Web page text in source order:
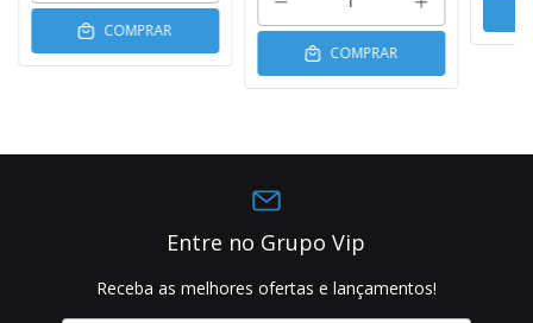
COMPRAR
COMPRAR
Entre no Grupo Vip
Receba as melhores ofertas e lançamentos!